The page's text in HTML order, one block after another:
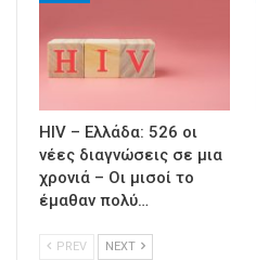
HIV – Ελλάδα: 526 οι
νέες διαγνώσεις σε μια
χρονιά – Οι μισοί το
έμαθαν πολύ…
PREV NEXT